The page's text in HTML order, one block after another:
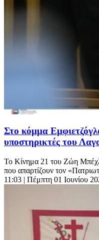
Στο κόμμα
υποστηρικτές του
Το Κίνημα 21 του Ζώη
που απαρτίζουν τον
11:03 | Πέμπτη 01 Ιουνίου